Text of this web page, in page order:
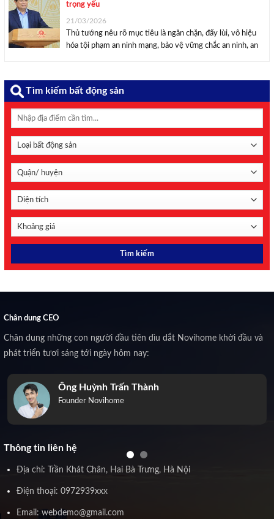
trọng yếu
21/03/2026
Thủ tướng nêu rõ mục tiêu là ngăn chặn, đẩy lùi, vô hiệu
hóa tội phạm an ninh mạng, bảo vệ vững chắc an ninh, an
Tìm kiếm bất động sản
Chân dung CEO
Chân dung những con người đầu tiên dìu dắt Novihome khởi đầu và
phát triển tươi sáng tới ngày hôm nay:
Ông Huỳnh Trấn Thành
Founder Novihome
Thông tin liên hệ
Địa chỉ: Trần Khát Chân, Hai Bà Trưng, Hà Nội
Điện thoại: 0972939xxx
Email: webdemo@gmail.com